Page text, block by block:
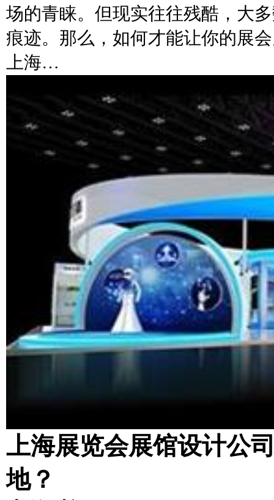
场的青睐。但现实往往残酷，大
痕迹。那么，如何才能让你的展
上海…
上海展览会展馆设计公
地？